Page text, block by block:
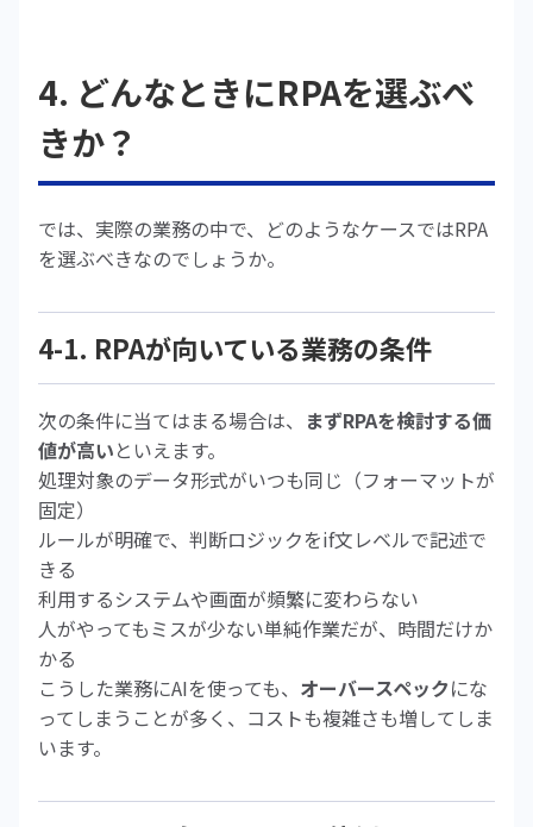
4. どんなときにRPAを選ぶべ
きか？
では、実際の業務の中で、どのようなケースではRPA
を選ぶべきなのでしょうか。
4-1. RPAが向いている業務の条件
次の条件に当てはまる場合は、 まずRPAを検討する価
値が高いといえます。
処理対象のデータ形式がいつも同じ（フォーマットが
固定）
ルールが明確で、判断ロジックをif文レベルで記述で
きる
利用するシステムや画面が頻繁に変わらない
人がやってもミスが少ない単純作業だが、時間だけか
かる
こうした業務にAIを使っても、 オーバースペックにな
ってしまうことが多く、コストも複雑さも増してしま
います。